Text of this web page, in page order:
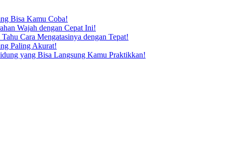
Bisa Kamu Coba!
Wajah dengan Cepat Ini!
Cara Mengatasinya dengan Tepat!
Paling Akurat!
yang Bisa Langsung Kamu Praktikkan!